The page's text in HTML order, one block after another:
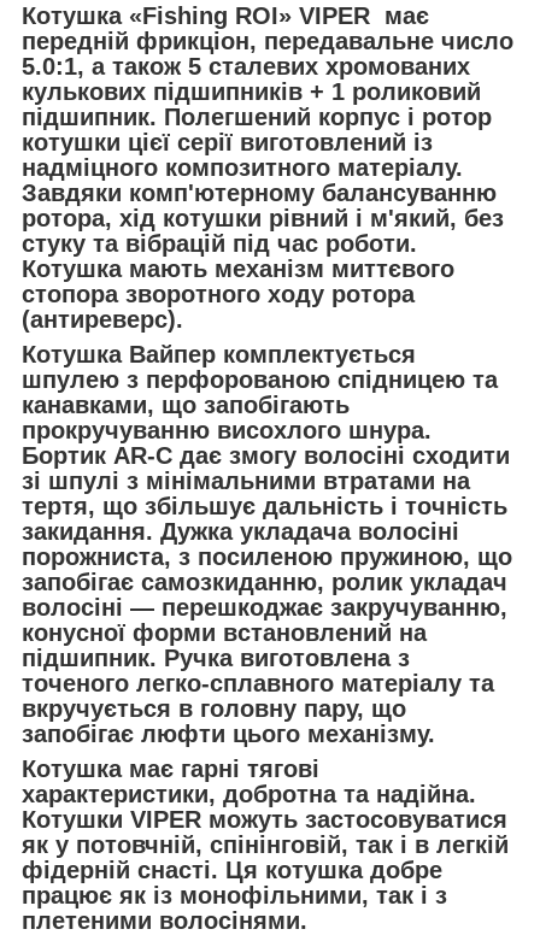
Котушка «Fishing ROI» VIPER має
передній фрикціон, передавальне число
5.0:1, а також 5 сталевих хромованих
кулькових підшипників + 1 роликовий
підшипник. Полегшений корпус і ротор
котушки цієї серії виготовлений із
надміцного композитного матеріалу.
Завдяки комп'ютерному балансуванню
ротора, хід котушки рівний і м'який, без
стуку та вібрацій під час роботи.
Котушка мають механізм миттєвого
стопора зворотного ходу ротора
(антиреверс).
Котушка Вайпер комплектується
шпулею з перфорованою спідницею та
канавками, що запобігають
прокручуванню висохлого шнура.
Бортик AR-C дає змогу волосіні сходити
зі шпулі з мінімальними втратами на
тертя, що збільшує дальність і точність
закидання. Дужка укладача волосіні
порожниста, з посиленою пружиною, що
запобігає самозкиданню, ролик укладач
волосіні — перешкоджає закручуванню,
конусної форми встановлений на
підшипник. Ручка виготовлена з
точеного легко-сплавного матеріалу та
вкручується в головну пару, що
запобігає люфти цього механізму.
Котушка має гарні тягові
характеристики, добротна та надійна.
Котушки VIPER можуть застосовуватися
як у потовчній, спінінговій, так і в легкій
фідерній снасті. Ця котушка добре
працює як із монофільними, так і з
плетеними волосінями.